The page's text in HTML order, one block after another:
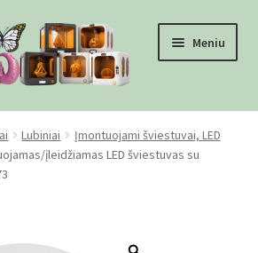
Meniu
Lubiniai
Įmontuojami šviestuvai, LED
įleidžiamas LED šviestuvas su